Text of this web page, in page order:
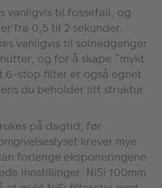
vanligvis til fossefall, og
fra 0,5 til 2 sekunder.
vanligvis til solnedganger
og for å skape “mykt
6-stop filter er også egnet
du beholder litt struktur
på dagtid, før
krever mye
forlenge eksponeringene
innstillinger. NiSi 100mm